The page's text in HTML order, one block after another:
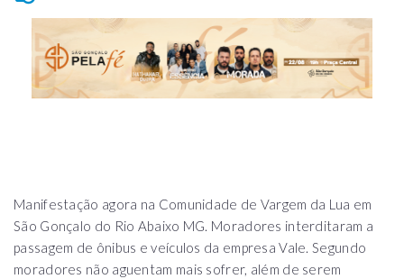
Manifestação agora na Comunidade de Vargem da Lua em
São Gonçalo do Rio Abaixo MG. Moradores interditaram a
passagem de ônibus e veículos da empresa Vale. Segundo
moradores não aguentam mais sofrer, além de serem